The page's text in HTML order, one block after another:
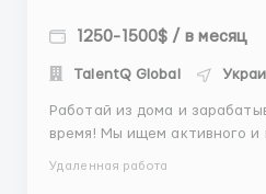
1250-1500$ / в месяц
TalentQ Global
Работай из дома и
время! Мы ищем активного и внимательного
Удаленная работа